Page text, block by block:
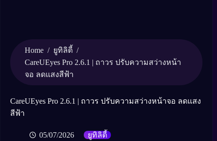
Home / ยูทิลิตี้ /
CareUEyes Pro 2.6.1 | ถาวร ปรับความสว่างหน้า
จอ ลดแสงสีฟ้า
CareUEyes Pro 2.6.1 | ถาวร ปรับความสว่างหน้าจอ ลดแสง
สีฟ้า
05/07/2026 ยูทิลิตี้